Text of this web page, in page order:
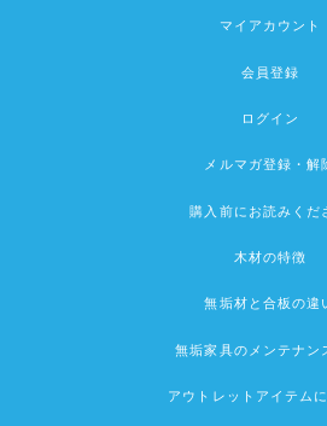
マイアカウント
会員登録
ログイン
メルマガ登録・解
購入前にお読みくだ
木材の特徴
無垢材と合板の違
無垢家具のメンテナン
アウトレットアイテム